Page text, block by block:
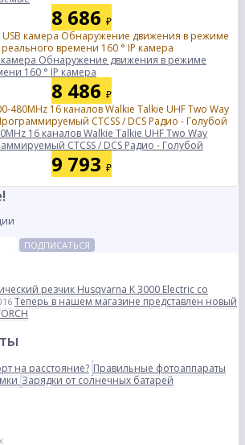
8 686 ₽
камера Обнаружение движения в режиме
160 ° IP камера
8 486 ₽
16 каналов Walkie Talkie UHF Two Way
CTCSS / DCS Радио - Голубой
9 793 ₽
ПОДПИСАТЬСЯ
резчик Husqvarna K 3000 Electric со
Теперь в нашем магазине представлен новый
на расстояние? Правильные фотоаппараты
Зарядки от солнечных батарей